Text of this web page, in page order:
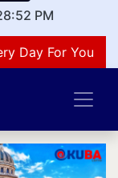
PM
Day For You